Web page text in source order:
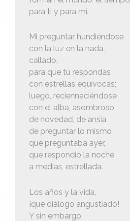
para ti y para mí.
Mi preguntar hundiéndose
con la luz en la nada,
callado,
para que tú respondas
con estrellas equívocas;
luego, reciennaciéndose
con el alba, asombroso
de novedad, de ansia
de preguntar lo mismo
que preguntaba ayer,
que respondió la noche
a medias, estrellada.
Los años y la vida,
¡qué diálogo angustiado!
Y sin embargo,